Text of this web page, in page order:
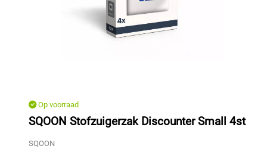
Op voorraad
SQOON Stofzuigerzak Discounter Small 4st
SQOON